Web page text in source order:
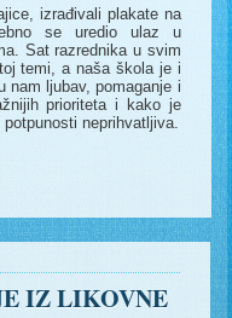
izrađivali plakate na
se uredio ulaz u
Sat razrednika u svim
temi, a naša škola je i
nam ljubav, pomaganje i
prioriteta i kako je
neprihvatljiva.
IZ LIKOVNE